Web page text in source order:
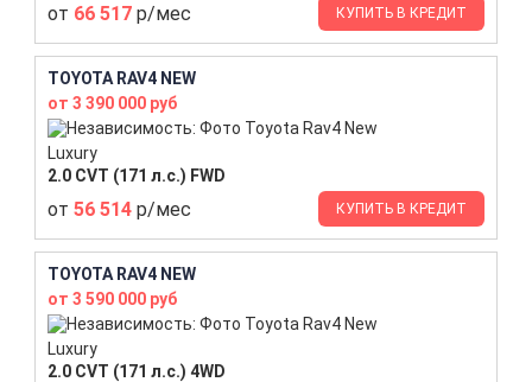
от 66 517 р/мес КУПИТЬ В КРЕДИТ
TOYOTA RAV4 NEW
от 3 390 000 руб
Luxury
2.0 CVT (171 л.с.) FWD
от 56 514 р/мес КУПИТЬ В КРЕДИТ
TOYOTA RAV4 NEW
от 3 590 000 руб
Luxury
2.0 CVT (171 л.с.) 4WD